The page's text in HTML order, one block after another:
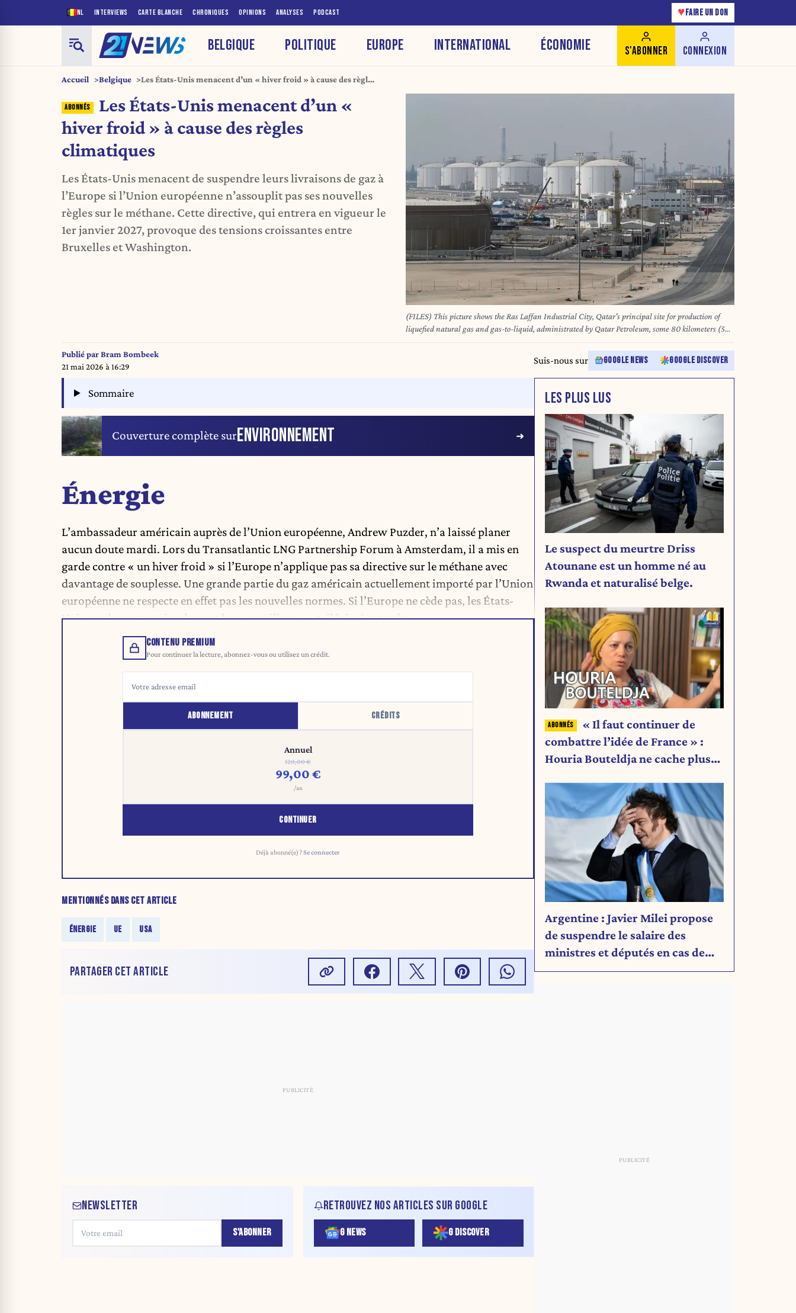
NL INTERVIEWS CARTE BLANCHE CHRONIQUES OPINIONS ANALYSES PODCAST ♥ FAIRE UN DON
BELGIQUE POLITIQUE EUROPE INTERNATIONAL ÉCONOMIE S'ABONNER CONNEXION
Accueil Belgique
Les États-Unis menacent d’un « hiver froid » à cause des règles
Les États-Unis menacent d’un «
hiver froid » à cause des règles
climatiques
Les États-Unis menacent de suspendre leurs livraisons de gaz à
l’Europe si l’Union européenne n’assouplit pas ses nouvelles
règles sur le méthane. Cette directive, qui entrera en vigueur le
1er janvier 2027, provoque des tensions croissantes entre
Bruxelles et Washington.
(FILES) This picture shows the Ras Laffan Industrial City, Qatar's principal site for production of
liquefied natural gas and gas-to-liquid, administrated by Qatar Petroleum, some 80 kilometers (50
miles) north of the capital Doha, on February 6, 2017. Tehran on March 19, 2026, has carried out a
series of attacks on Gulf energy sites, including on Qatar's huge Ras Laffan LNG facility, in
retaliation for an Israeli strike on Iran's South Pars gas field -- part of the world's largest natural gas
Publié parBram Bombeek
21 mai 2026 à 16:29
Suis-nous sur GOOGLE NEWS GOOGLE DISCOVER
Sommaire
Couverture complète surENVIRONNEMENT
Énergie
L’ambassadeur américain auprès de l’Union européenne, Andrew Puzder, n’a laissé planer
aucun doute mardi. Lors du Transatlantic LNG Partnership Forum à Amsterdam, il a mis en
garde contre « un hiver froid » si l’Europe n’applique pas sa directive sur le méthane avec
davantage de souplesse. Une grande partie du gaz américain actuellement importé par l’Union
européenne ne respecte en effet pas les nouvelles normes. Si l’Europe ne cède pas, les États-
Unis vendront tout simplement leur gaz ailleurs, a-t-il laissé entendre.
CONTENU PREMIUM
Pour continuer la lecture, abonnez-vous ou utilisez un crédit.
ABONNEMENT CRÉDITS
Annuel
120,00 €
99,00 €
/an
CONTINUER
Déjà abonné(e) ?Se connecter
MENTIONNÉS DANS CET ARTICLE
ÉNERGIE UE USA
PARTAGER CET ARTICLE
NEWSLETTER
S'ABONNER
RETROUVEZ NOS ARTICLES SUR GOOGLE
G NEWS G DISCOVER
LES PLUS LUS
Le suspect du meurtre Driss
Atounane est un homme né au
Rwanda et naturalisé belge.
« Il faut continuer de
combattre l’idée de France » :
Houria Bouteldja ne cache plus
Argentine : Javier Milei propose
de suspendre le salaire des
ministres et députés en cas de
déficit budgétaire